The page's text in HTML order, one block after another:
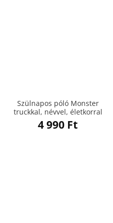
Szülnapos póló Monster
truckkal, névvel, életkorral
4 990 Ft